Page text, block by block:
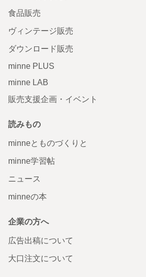
食品販売
ヴィンテージ販売
ダウンロード販売
minne PLUS
minne LAB
販売支援企画・イベント
読みもの
minneとものづくりと
minne学習帖
ニュース
minneの本
企業の方へ
広告出稿について
大口注文について